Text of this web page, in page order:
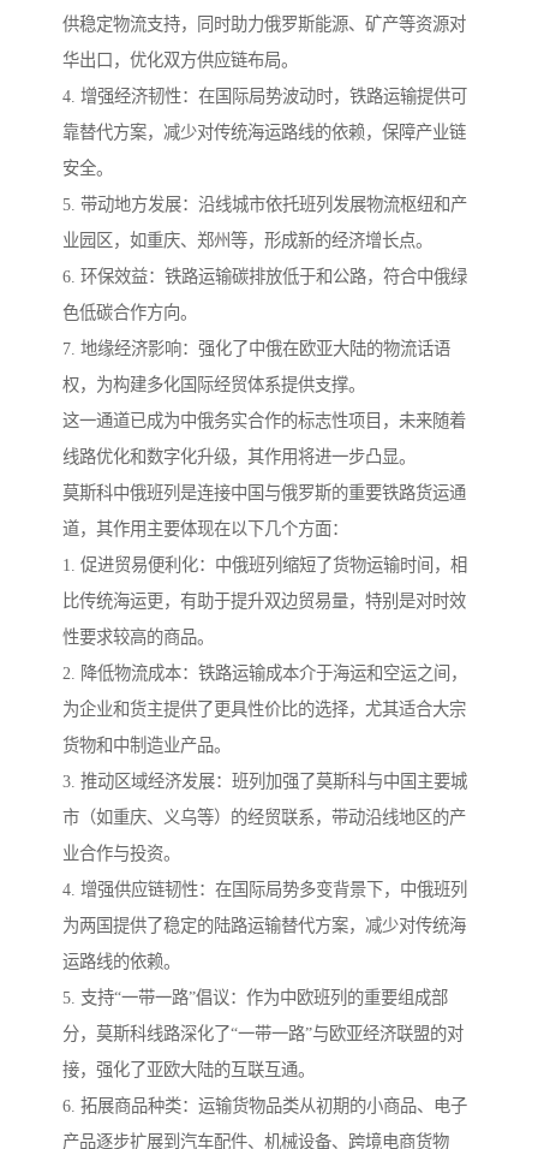
供稳定物流支持，同时助力俄罗斯能源、矿产等资源对
华出口，优化双方供应链布局。
4. 增强经济韧性：在国际局势波动时，铁路运输提供可
靠替代方案，减少对传统海运路线的依赖，保障产业链
安全。
5. 带动地方发展：沿线城市依托班列发展物流枢纽和产
业园区，如重庆、郑州等，形成新的经济增长点。
6. 环保效益：铁路运输碳排放低于和公路，符合中俄绿
色低碳合作方向。
7. 地缘经济影响：强化了中俄在欧亚大陆的物流话语
权，为构建多化国际经贸体系提供支撑。
这一通道已成为中俄务实合作的标志性项目，未来随着
线路优化和数字化升级，其作用将进一步凸显。
莫斯科中俄班列是连接中国与俄罗斯的重要铁路货运通
道，其作用主要体现在以下几个方面：
1. 促进贸易便利化：中俄班列缩短了货物运输时间，相
比传统海运更，有助于提升双边贸易量，特别是对时效
性要求较高的商品。
2. 降低物流成本：铁路运输成本介于海运和空运之间，
为企业和货主提供了更具性价比的选择，尤其适合大宗
货物和中制造业产品。
3. 推动区域经济发展：班列加强了莫斯科与中国主要城
市（如重庆、义乌等）的经贸联系，带动沿线地区的产
业合作与投资。
4. 增强供应链韧性：在国际局势多变背景下，中俄班列
为两国提供了稳定的陆路运输替代方案，减少对传统海
运路线的依赖。
5. 支持“一带一路”倡议：作为中欧班列的重要组成部
分，莫斯科线路深化了“一带一路”与欧亚经济联盟的对
接，强化了亚欧大陆的互联互通。
6. 拓展商品种类：运输货物品类从初期的小商品、电子
产品逐步扩展到汽车配件、机械设备、跨境电商货物